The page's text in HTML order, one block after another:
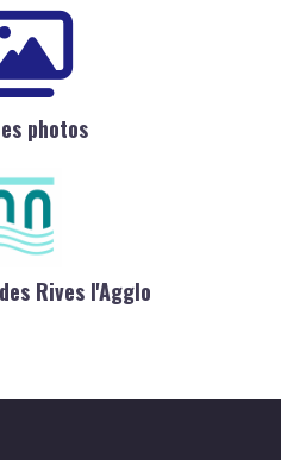
photos
Rives l'Agglo